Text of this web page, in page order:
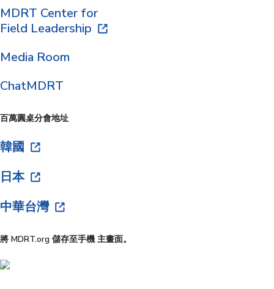
MDRT Center for
Field Leadership
Media Room
ChatMDRT
百萬圓桌分會地址
韓國
日本
中華台灣
將 MDRT.org 儲存至手機 主畫面。